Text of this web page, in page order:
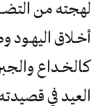
لهجته من
أخـلاق اليهـود
كالخـداع
العيد في